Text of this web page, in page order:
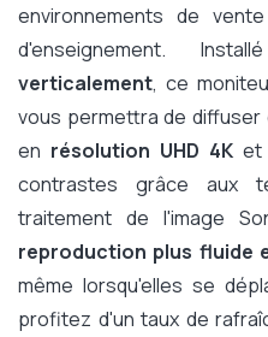
environnements de
d'enseignement.
verticalement, ce
vous permettra de diffuser
en résolution UHD 4K et
contrastes grâce aux
traitement de l'image
reproduction plus fluide
même lorsqu'elles se
profitez d'un taux de